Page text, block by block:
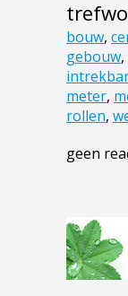
bouw,
gebouw,
meter,
rollen,
geen